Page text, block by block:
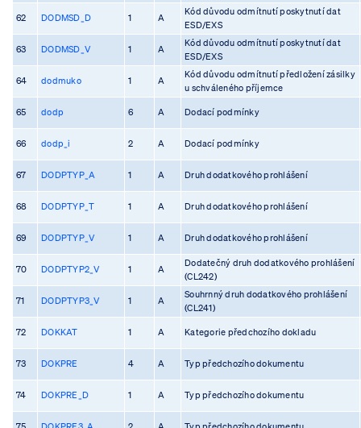
62 DODMSD_D 1 A
Kód důvodu odmítnutí poskytnutí dat
ESD/EXS
63 DODMSD_V 1 A
Kód důvodu odmítnutí poskytnutí dat
ESD/EXS
64 dodmuko 1 A
Kód důvodu odmítnutí předložení zásilky
u schváleného příjemce
65 dodp 6 A Dodací podmínky
66 dodp_i 2 A Dodací podmínky
67 DODPTYP_A 1 A Druh dodatkového prohlášení
68 DODPTYP_T 1 A Druh dodatkového prohlášení
69 DODPTYP_V 1 A Druh dodatkového prohlášení
70 DODPTYP2_V 1 A
Dodatečný druh dodatkového prohlášení
(CL242)
71 DODPTYP3_V 1 A
Souhrnný druh dodatkového prohlášení
(CL241)
72 DOKKAT 1 A Kategorie předchozího dokladu
73 DOKPRE 4 A Typ předchozího dokumentu
74 DOKPRE_D 1 A Typ předchozího dokumentu